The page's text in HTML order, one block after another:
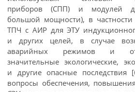
приборов (СПП) и модулей
большой мощности), в
ТПЧ с АИР для ЭТУ
и других целей, в случае
аварийных режимов и
значительные экологические,
и другие опасные последствия
вопросы обеспечения,